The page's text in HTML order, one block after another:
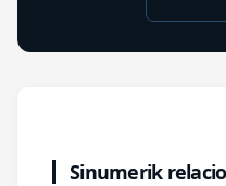
Sinumerik